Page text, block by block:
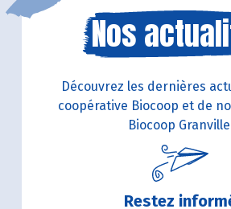
Nos
Découvrez les dernières
coopérative Biocoop et de
Biocoop
Restez